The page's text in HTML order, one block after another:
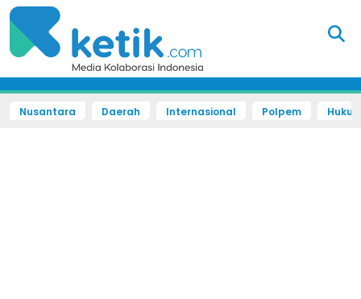
Nusantara Daerah Internasional Polpem